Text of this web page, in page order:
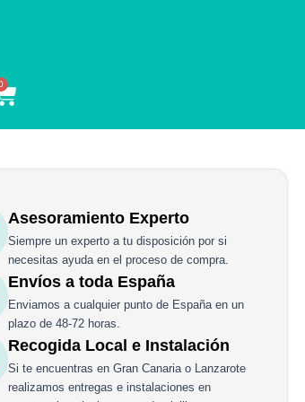
Asesoramiento Experto
Siempre un experto a tu disposición por si
necesitas ayuda en el proceso de compra.
Envíos a toda España
Enviamos a cualquier punto de España en un
plazo de 48-72 horas.
Recogida Local e Instalación
Si te encuentras en Gran Canaria o Lanzarote
realizamos entregas e instalaciones en